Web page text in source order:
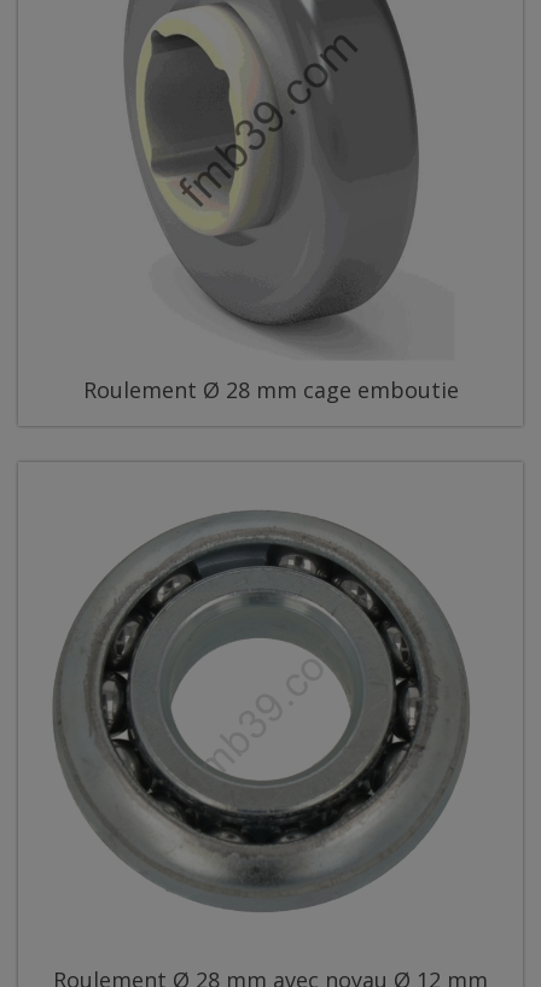
Roulement Ø 28 mm cage emboutie
Roulement Ø 28 mm avec noyau Ø 12 mm